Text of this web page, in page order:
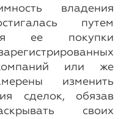
владения
путем
ее покупки
компаний или же
изменить
сделок, обязав
своих